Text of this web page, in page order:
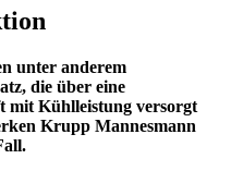
unter anderem
die über eine
mit Kühlleistung versorgt
Krupp Mannesmann